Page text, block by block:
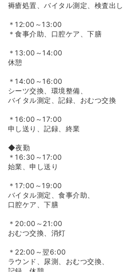
褥瘡処置、バイタル測定、検査出し
＊12:00～13:00
＊食事介助、口腔ケア、下膳
＊13:00～14:00
休憩
＊14:00～16:00
シーツ交換、環境整備、
バイタル測定、記録、おむつ交換
＊16:00～17:00
申し送り、記録、終業
◆夜勤
＊16:30～17:00
始業、申し送り
＊17:00～19:00
バイタル測定、食事介助、
口腔ケア、下膳
＊20:00～21:00
おむつ交換、消灯
＊22:00～翌6:00
ラウンド、尿測、おむつ交換、